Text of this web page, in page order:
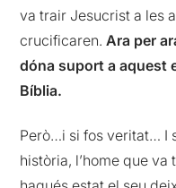
va trair Jesucrist a les
crucificaren.Ara per
dóna suport a aquest
Bíblia.
Però…i si fos veritat… I
història, l’home que